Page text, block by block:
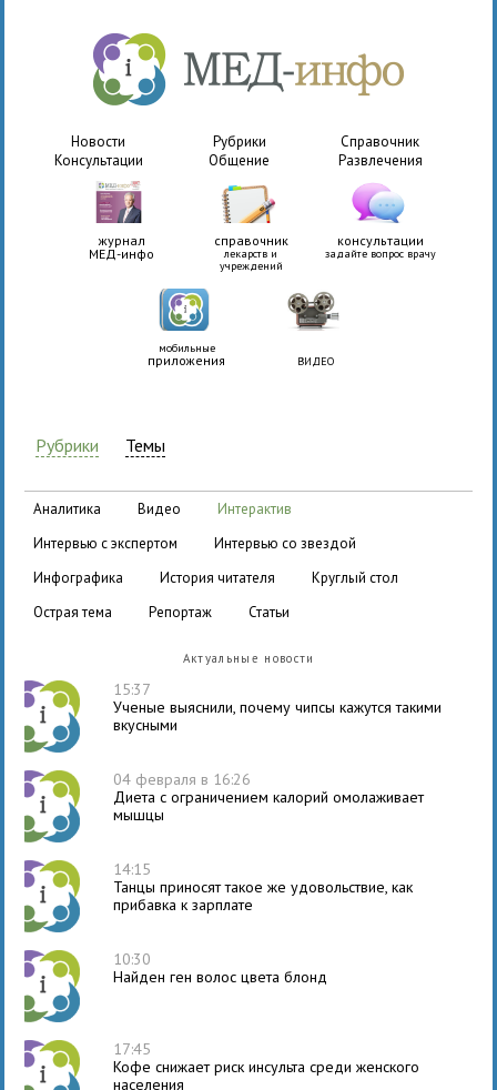
Новости Рубрики
Справочник
Консультации
Общение Развлечения
журнал
МЕД-инфо
справочник
лекарств и
учреждений
консультации
задайте вопрос врачу
мобильные
приложения ВИДЕО
Рубрики Темы
аналитика видео
интерактив
интервью с экспертом
интервью со звездой
инфографика
история читателя
круглый стол
острая тема
репортаж статьи
Актуальные новости
15:37
Ученые выяснили, почему чипсы кажутся такими
вкусными
04 февраля в 16:26
Диета с ограничением калорий омолаживает
мышцы
14:15
Танцы приносят такое же удовольствие, как
прибавка к зарплате
10:30
Найден ген волос цвета блонд
17:45
Кофе снижает риск инсульта среди женского
населения